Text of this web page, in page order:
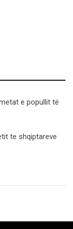
e popullit të
te shqiptareve